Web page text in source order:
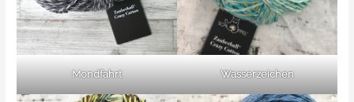
Mondfahrt Wasserzeichen